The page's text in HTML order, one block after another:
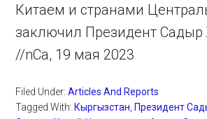
Китаем и странами
заключил Президент Садыр
//nCa, 19 мая 2023
Filed Under:Articles And Reports
Tagged With:Кыргызстан ,Президент